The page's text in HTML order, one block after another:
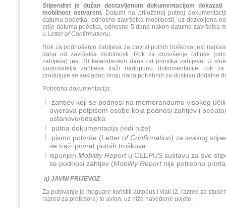
Stipendist je dužan dostavljenom dokumentacijom
mobilnost ostvareni.Datumi na priloženoj putnoj
datumu poèetka, odnosno završetka mobilnosti, uz dozvoljena
prije datuma poèetka, odnosno 5 dana nakon datuma završetka
u Letter of Confirmationu.
Rok za podnošenje zahtjeva za povrat putnih troškova jest
dana od završetka mobilnosti. Rok za donošenje odluke
zahtjeva) jest 30 kalendarskih dana od primitka zahtjeva. U
podnositelja zahtjeva traži nadopunu dokumentacije, rok
produljuje se sukladno broju dana potrebnih za dostavu dodatne
Potrebna dokumentacija:
zahtjev koji se podnosi na memorandumu visokog
ovjerava potpisom osobe koja podnosi zahtjev i
ustanove/odsjeka
putna dokumentacija (vidi niže)
pismo potvrde (Letter of Confirmation) za svakog
se traži povrat putnih troškova
ispunjen Mobility Reportu CEEPUS sustavu za sve
se podnosi zahtjev (Mobility Reportnije potrebno
a) JAVNI PRIJEVOZ
Za putovanje je moguæe koristiti autobus i vlak (2. razred za
razred za profesore) te avion, uz niže navedene uvjete.